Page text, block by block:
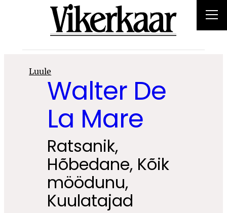
Luule
Walter De
La Mare
Ratsanik,
Hõbedane, Kõik
möödunu,
Kuulatajad